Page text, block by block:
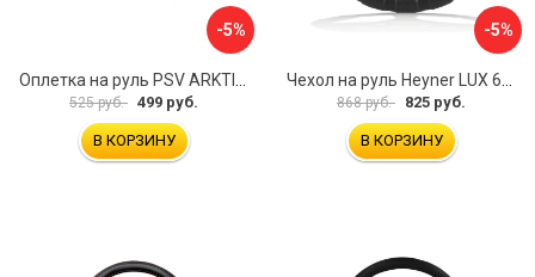
-5%
525 руб. 499 руб.
В КОРЗИНУ
-5%
868 руб. 825 руб.
В КОРЗИНУ